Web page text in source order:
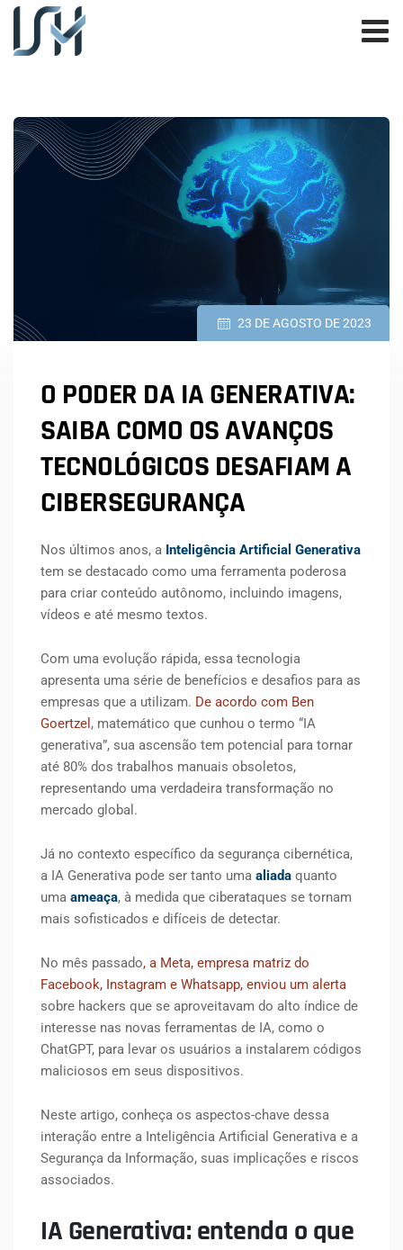
23 DE AGOSTO DE 2023
O PODER DA IA GENERATIVA:
SAIBA COMO OS AVANÇOS
TECNOLÓGICOS DESAFIAM A
CIBERSEGURANÇA
Nos últimos anos, a Inteligência Artificial Generativa
tem se destacado como uma ferramenta poderosa
para criar conteúdo autônomo, incluindo imagens,
vídeos e até mesmo textos.
Com uma evolução rápida, essa tecnologia
apresenta uma série de benefícios e desafios para as
empresas que a utilizam. De acordo com Ben
Goertzel , matemático que cunhou o termo “IA
generativa”, sua ascensão tem potencial para tornar
até 80% dos trabalhos manuais obsoletos,
representando uma verdadeira transformação no
mercado global.
Já no contexto específico da segurança cibernética,
a IA Generativa pode ser tanto uma aliada quanto
uma ameaça, à medida que ciberataques se tornam
mais sofisticados e difíceis de detectar.
No mês passado, a Meta, empresa matriz do
Facebook, Instagram e Whatsapp, enviou um alerta
sobre hackers que se aproveitavam do alto índice de
interesse nas novas ferramentas de IA, como o
ChatGPT, para levar os usuários a instalarem códigos
maliciosos em seus dispositivos.
Neste artigo, conheça os aspectos-chave dessa
interação entre a Inteligência Artificial Generativa e a
Segurança da Informação, suas implicações e riscos
associados.
IA Generativa: entenda o que